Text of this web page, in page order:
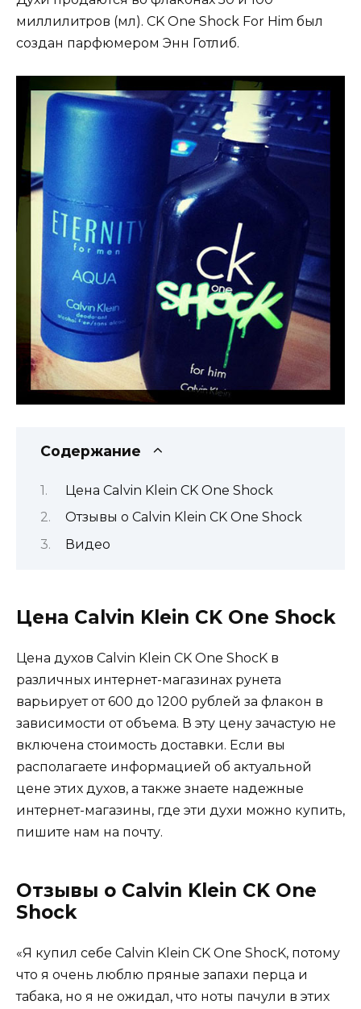
миллилитров (мл). CK One Shock For Him был
создан парфюмером Энн Готлиб.
Содержание
Цена Calvin Klein CK One Shock
Отзывы о Calvin Klein CK One Shock
Видео
Цена Calvin Klein CK One Shock
Цена духов Calvin Klein CK One ShocK в
различных интернет-магазинах рунета
варьирует от 600 до 1200 рублей за флакон в
зависимости от объема. В эту цену зачастую не
включена стоимость доставки. Если вы
располагаете информацией об актуальной
цене этих духов, а также знаете надежные
интернет-магазины, где эти духи можно купить,
пишите нам на почту.
Отзывы о Calvin Klein CK One
Shock
«Я купил себе Calvin Klein CK One ShocK, потому
что я очень люблю пряные запахи перца и
табака, но я не ожидал, что ноты пачули в этих